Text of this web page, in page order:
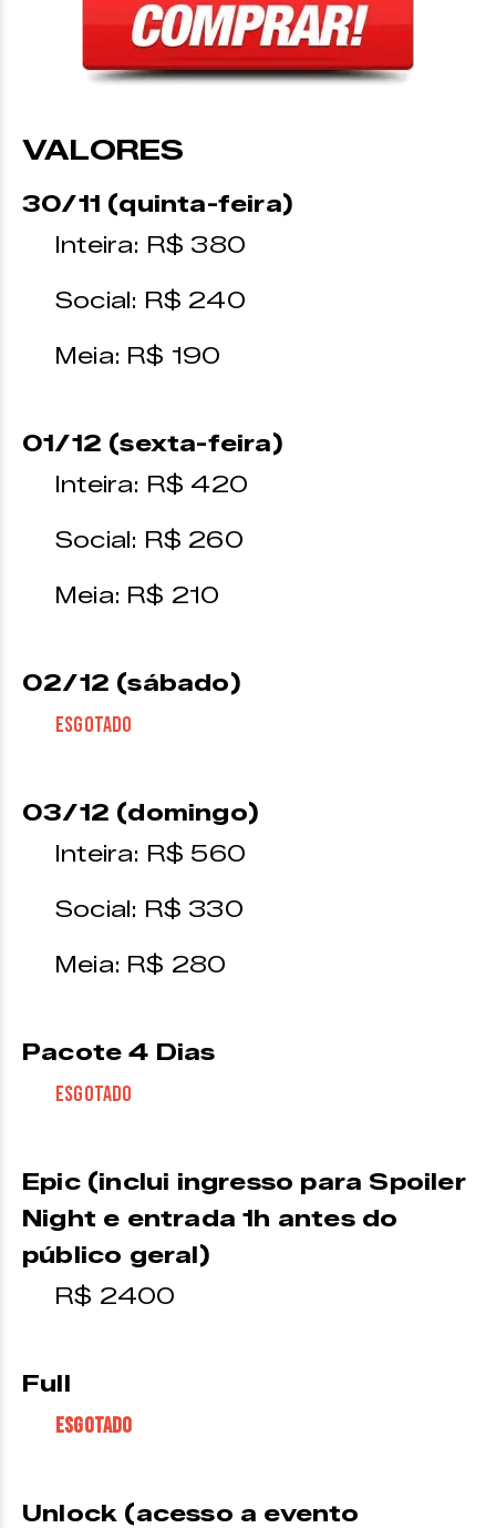
VALORES
30/11 (quinta-feira)
Inteira: R$ 380
Social: R$ 240
Meia: R$ 190
01/12 (sexta-feira)
Inteira: R$ 420
Social: R$ 260
Meia: R$ 210
02/12 (sábado)
ESGOTADO
03/12 (domingo)
Inteira: R$ 560
Social: R$ 330
Meia: R$ 280
Pacote 4 Dias
ESGOTADO
Epic (inclui ingresso para Spoiler
Night e entrada 1h antes do
público geral)
R$ 2400
Full
ESGOTADO
Unlock (acesso a evento